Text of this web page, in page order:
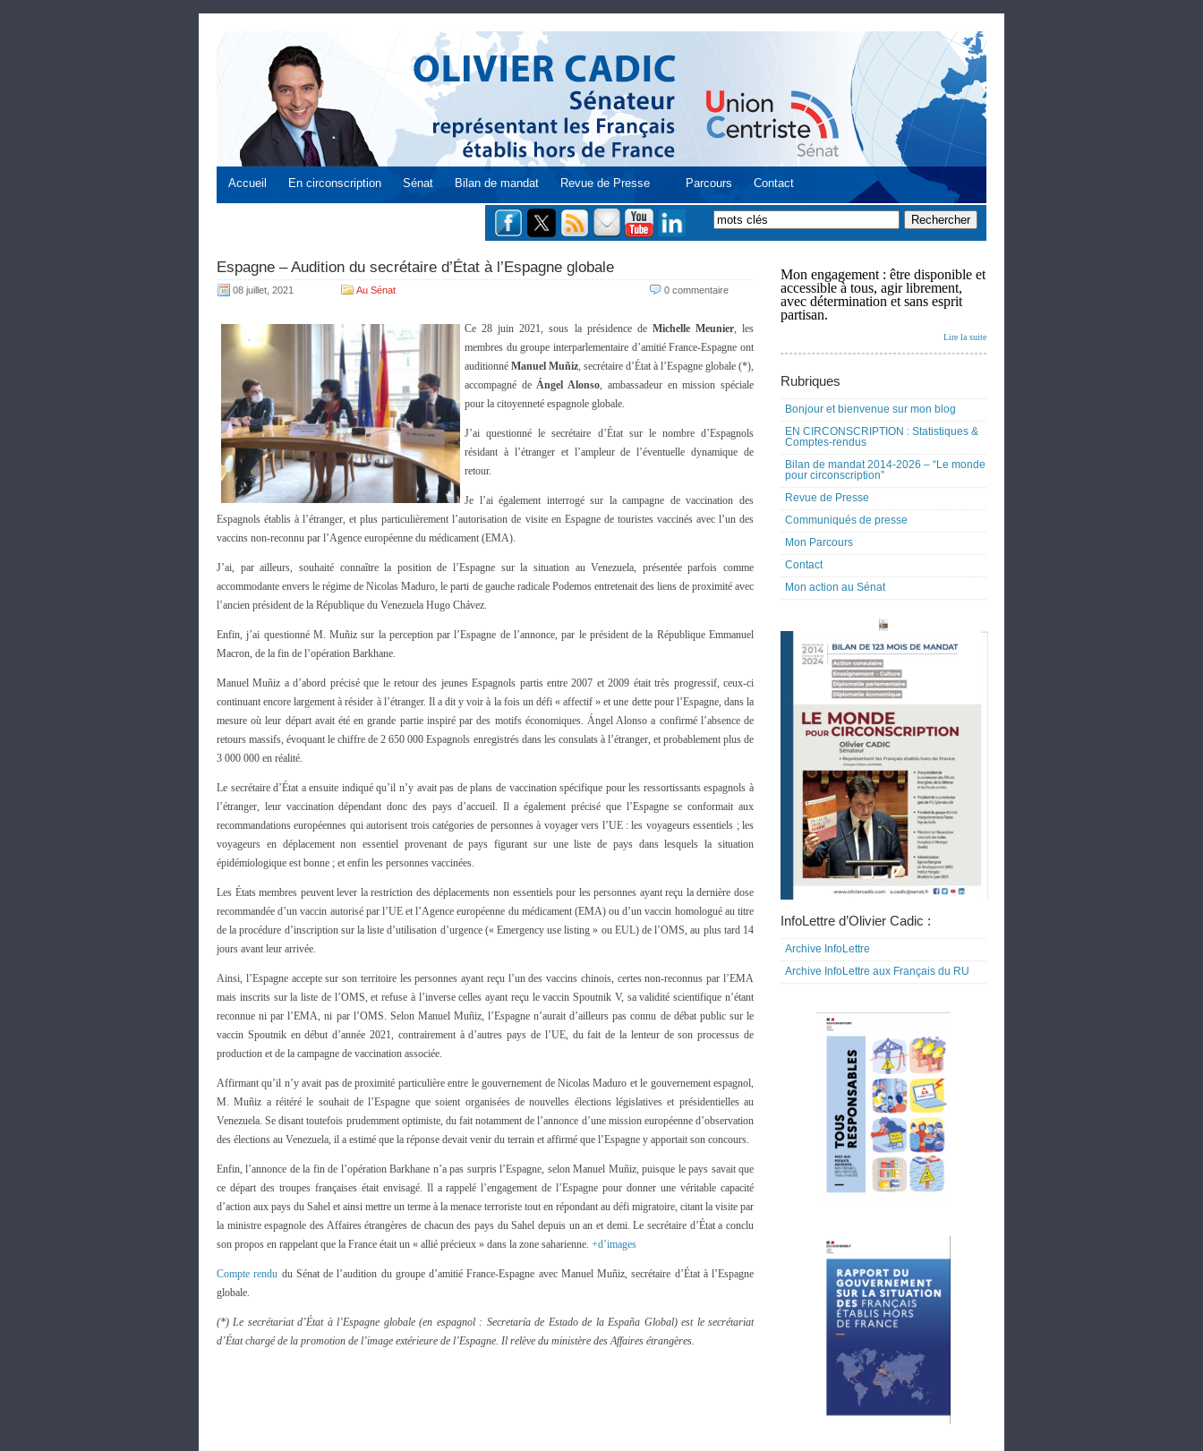
Accueil En circonscription Sénat Bilan de mandat Revue de Presse Parcours Contact
Espagne – Audition du secrétaire d’État à l’Espagne globale
08 juillet, 2021 Au Sénat 0 commentaire
Ce 28 juin 2021, sous la présidence de Michelle Meunier, les
membres du groupe interparlementaire d’amitié France-Espagne ont
auditionné Manuel Muñiz, secrétaire d’État à l’Espagne globale (*),
accompagné deÁngel Alonso, ambassadeur en mission spéciale
pour la citoyenneté espagnole globale.
J’ai questionné le secrétaire d’État sur le nombre d’Espagnols
résidant à l’étranger et l’ampleur de l’éventuelle dynamique de
retour.
Je l’ai également interrogé sur la campagne de vaccination des
Espagnols établis à l’étranger, et plus particulièrement l’autorisation de visite en Espagne de touristes vaccinés avec l’un des
vaccins non-reconnu par l’Agence européenne du médicament (EMA).
J’ai, par ailleurs, souhaité connaître la position de l’Espagne sur la situation au Venezuela, présentée parfois comme
accommodante envers le régime de Nicolas Maduro, le parti de gauche radicale Podemos entretenait des liens de proximité avec
l’ancien président de la République du Venezuela Hugo Chávez.
Enfin, j’ai questionné M. Muñiz sur la perception par l’Espagne de l’annonce, par le président de la République Emmanuel
Macron, de la fin de l’opération Barkhane.
Manuel Muñiz a d’abord précisé que le retour des jeunes Espagnols partis entre 2007 et 2009 était très progressif, ceux-ci
continuant encore largement à résider à l’étranger. Il a dit y voir à la fois un défi « affectif » et une dette pour l’Espagne, dans la
mesure où leur départ avait été en grande partie inspiré par des motifs économiques. Ángel Alonso a confirmé l’absence de
retours massifs, évoquant le chiffre de 2 650 000 Espagnols enregistrés dans les consulats à l’étranger, et probablement plus de
3 000 000 en réalité.
Le secrétaire d’État a ensuite indiqué qu’il n’y avait pas de plans de vaccination spécifique pour les ressortissants espagnols à
l’étranger, leur vaccination dépendant donc des pays d’accueil. Il a également précisé que l’Espagne se conformait aux
recommandations européennes qui autorisent trois catégories de personnes à voyager vers l’UE : les voyageurs essentiels ; les
voyageurs en déplacement non essentiel provenant de pays figurant sur une liste de pays dans lesquels la situation
épidémiologique est bonne ; et enfin les personnes vaccinées.
Les États membres peuvent lever la restriction des déplacements non essentiels pour les personnes ayant reçu la dernière dose
recommandée d’un vaccin autorisé par l’UE et l’Agence européenne du médicament (EMA) ou d’un vaccin homologué au titre
de la procédure d’inscription sur la liste d’utilisation d’urgence (« Emergency use listing » ou EUL) de l’OMS, au plus tard 14
jours avant leur arrivée.
Ainsi, l’Espagne accepte sur son territoire les personnes ayant reçu l’un des vaccins chinois, certes non-reconnus par l’EMA
mais inscrits sur la liste de l’OMS, et refuse à l’inverse celles ayant reçu le vaccin Spoutnik V, sa validité scientifique n’étant
reconnue ni par l’EMA, ni par l’OMS. Selon Manuel Muñiz, l’Espagne n’aurait d’ailleurs pas connu de débat public sur le
vaccin Spoutnik en début d’année 2021, contrairement à d’autres pays de l’UE, du fait de la lenteur de son processus de
production et de la campagne de vaccination associée.
Affirmant qu’il n’y avait pas de proximité particulière entre le gouvernement de Nicolas Maduro et le gouvernement espagnol,
M. Muñiz a réitéré le souhait de l’Espagne que soient organisées de nouvelles élections législatives et présidentielles au
Venezuela. Se disant toutefois prudemment optimiste, du fait notamment de l’annonce d’une mission européenne d’observation
des élections au Venezuela, il a estimé que la réponse devait venir du terrain et affirmé que l’Espagne y apportait son concours.
Enfin, l’annonce de la fin de l’opération Barkhane n’a pas surpris l’Espagne, selon Manuel Muñiz, puisque le pays savait que
ce départ des troupes françaises était envisagé. Il a rappelé l’engagement de l’Espagne pour donner une véritable capacité
d’action aux pays du Sahel et ainsi mettre un terme à la menace terroriste tout en répondant au défi migratoire, citant la visite par
la ministre espagnole des Affaires étrangères de chacun des pays du Sahel depuis un an et demi. Le secrétaire d’État a conclu
son propos en rappelant que la France était un « allié précieux » dans la zone saharienne. +d’images
Compte rendu du Sénat de l’audition du groupe d’amitié France-Espagne avec Manuel Muñiz, secrétaire d’État à l’Espagne
globale.
(*) Le secrétariat d’État à l’Espagne globale (en espagnol : Secretaría de Estado de la España Global) est le secrétariat
d’État chargé de la promotion de l’image extérieure de l’Espagne. Il relève du ministère des Affaires étrangères.
Mon engagement : être disponible et
accessible à tous, agir librement,
avec détermination et sans esprit
partisan.
Lire la suite
Rubriques
Bonjour et bienvenue sur mon blog
EN CIRCONSCRIPTION : Statistiques &
Comptes-rendus
Bilan de mandat 2014-2026 – “Le monde
pour circonscription”
Revue de Presse
Communiqués de presse
Mon Parcours
Contact
Mon action au Sénat
InfoLettre d’Olivier Cadic :
Archive InfoLettre
Archive InfoLettre aux Français du RU